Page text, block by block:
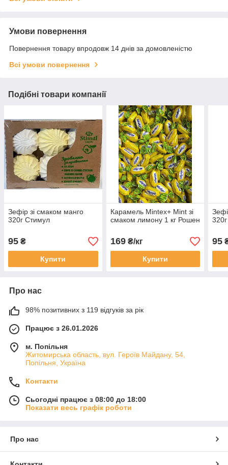
Умови повернення
Повернення товару впродовж 14 днів за домовленістю
Всі умови повернення
Подібні товари компанії
Зефір зі смаком манго
320г Стимул
95 ₴
Купити
Карамель Mintex+ Mint зі
смаком лимону 1 кг Рошен
169₴/кг
Купити
95
Про нас
98% позитивних з 119 відгуків за рік
Працює з 26.01.2026
м. Попільня
Житомирська область, вул. Героїв Майдану, 54,
Попільня, Україна
Контакти
Сьогодні працює з 08:00 до 18:00
Показати весь графік роботи
Про нас